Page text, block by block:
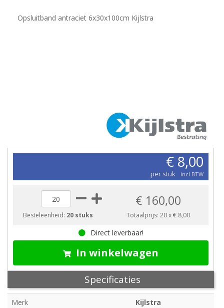
Opsluitband antraciet 6x30x100cm Kijlstra
€ 8,00
per stuk incl BTW
Besteleenheid: 20 stuks
€ 160,00
Totaalprijs: 20x€ 8,00
Direct leverbaar!
In winkelwagen
Specificaties
Merk
Kijlstra